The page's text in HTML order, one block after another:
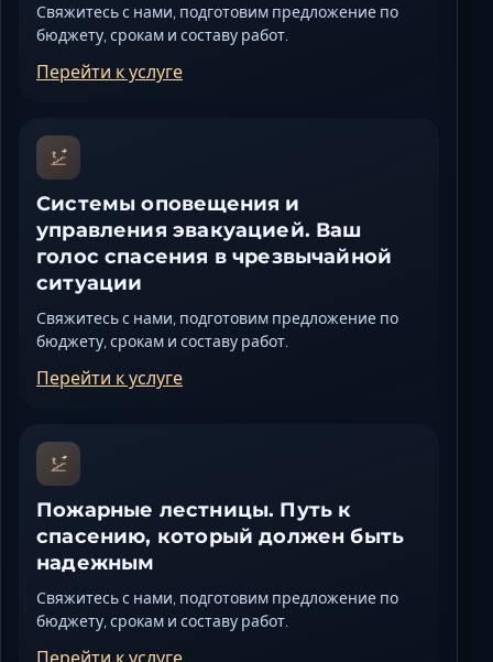
Свяжитесь с нами, подготовим предложение по
бюджету, срокам и составу работ.
Перейти к услуге
Системы оповещения и
управления эвакуацией. Ваш
голос спасения в чрезвычайной
ситуации
Свяжитесь с нами, подготовим предложение по
бюджету, срокам и составу работ.
Перейти к услуге
Пожарные лестницы. Путь к
спасению, который должен быть
надежным
Свяжитесь с нами, подготовим предложение по
бюджету, срокам и составу работ.
Перейти к услуге